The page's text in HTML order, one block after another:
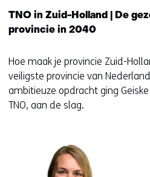
TNO in Zuid-Holland | De
provincie in 2040
Hoe maak je provincie Zuid-
veiligste provincie van
ambitieuze opdracht ging
TNO, aan de slag.